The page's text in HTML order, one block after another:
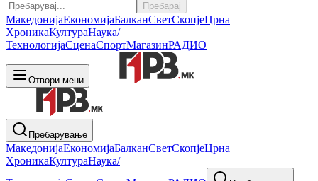
Пребарај
МакедонијаЕкономијаБалканСветСкопјеЦрна
ХроникаКултураНаука/
ТехнологијаСценаСпортМагазинРАДИО
Отвори мени
Пребарување
МакедонијаЕкономијаБалканСветСкопјеЦрна
ХроникаКултураНаука/